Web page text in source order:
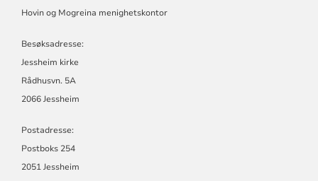
Hovin og Mogreina menighetskontor
Besøksadresse:
Jessheim kirke
Rådhusvn. 5A
2066 Jessheim
Postadresse:
Postboks 254
2051 Jessheim